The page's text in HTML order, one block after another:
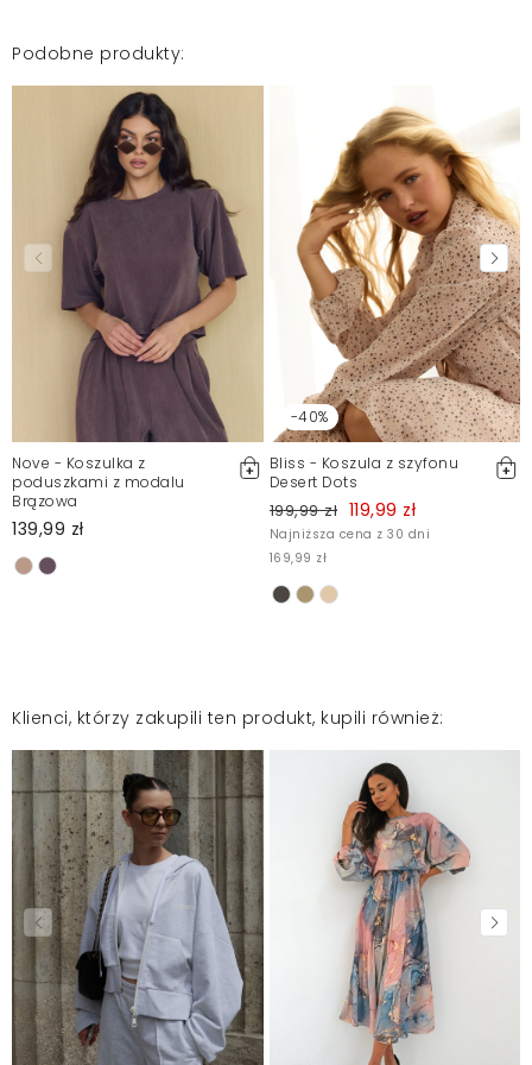
Podobne produkty:
Nove - Koszulka z
poduszkami z modalu
Brązowa
139,99 zł
-40%
Bliss - Koszula z szyfonu
Desert Dots
199,99 zł 119,99 zł
Najniższa cena z 30 dni
169,99 zł
Klienci, którzy zakupili ten produkt, kupili również: